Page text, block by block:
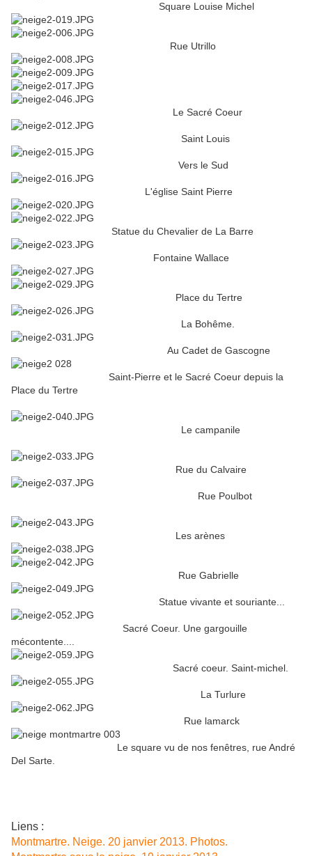
Square Louise Michel
Rue Utrillo
Le Sacré Coeur
Saint Louis
Vers le Sud
L'église Saint Pierre
Statue du Chevalier de La Barre
Fontaine Wallace
Place du Tertre
La Bohême.
Au Cadet de Gascogne
Saint-Pierre et le Sacré Coeur depuis la
Place du Tertre
Le campanile
Rue du Calvaire
Rue Poulbot
Les arènes
Rue Gabrielle
Statue vivante et souriante...
Sacré Coeur. Une gargouille
mécontente....
Sacré coeur. Saint-michel.
La Turlure
Rue lamarck
Le square vu de nos fenêtres, rue André
Del Sarte.
Liens :
Montmartre. Neige. 20 janvier 2013. Photos.